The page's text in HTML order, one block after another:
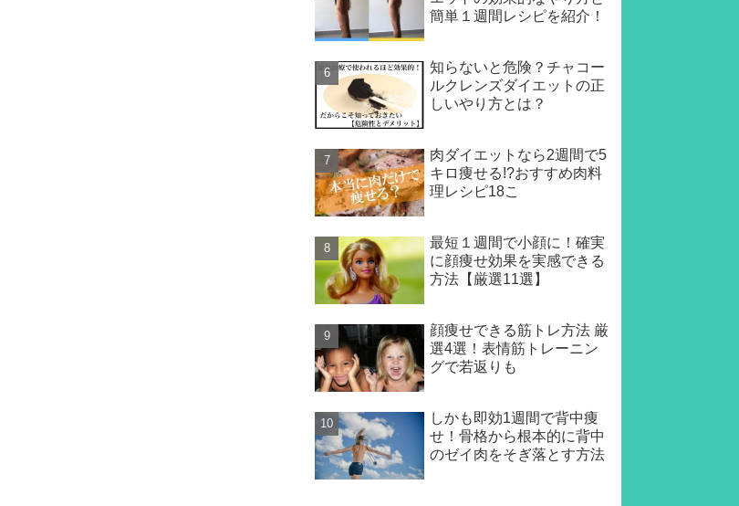
簡単１週間レシピを紹介！
知らないと危険？チャコー
ルクレンズダイエットの正
しいやり方とは？
肉ダイエットなら2週間で5
キロ痩せる!?おすすめ肉料
理レシピ18こ
最短１週間で小顔に！確実
に顔痩せ効果を実感できる
方法【厳選11選】
顔痩せできる筋トレ方法 厳
選4選！表情筋トレーニン
グで若返りも
しかも即効1週間で背中痩
せ！骨格から根本的に背中
のゼイ肉をそぎ落とす方法